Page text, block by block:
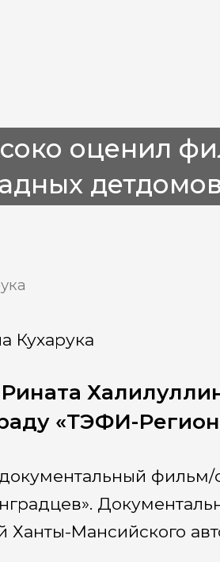
оценил
Кухарука
«ТЭФИ-
фильм/
Мансийского